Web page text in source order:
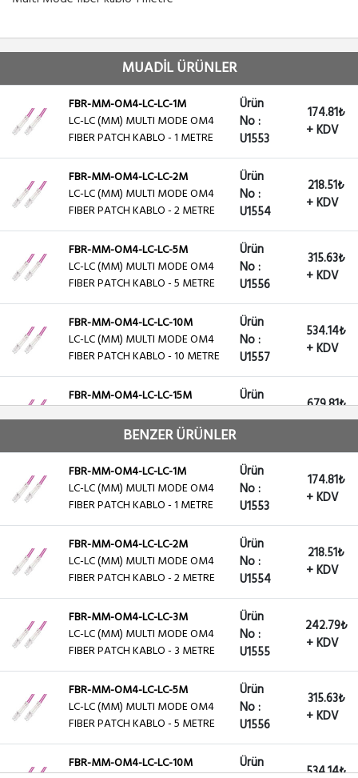
MUADİL ÜRÜNLER
FBR-MM-OM4-LC-LC-1M
LC-LC (MM) MULTI MODE OM4
FIBER PATCH KABLO - 1 METRE
Ürün
No :
U1553
174.81₺
+ KDV
FBR-MM-OM4-LC-LC-2M
LC-LC (MM) MULTI MODE OM4
FIBER PATCH KABLO - 2 METRE
Ürün
No :
U1554
218.51₺
+ KDV
FBR-MM-OM4-LC-LC-5M
LC-LC (MM) MULTI MODE OM4
FIBER PATCH KABLO - 5 METRE
Ürün
No :
U1556
315.63₺
+ KDV
FBR-MM-OM4-LC-LC-10M
LC-LC (MM) MULTI MODE OM4
FIBER PATCH KABLO - 10 METRE
Ürün
No :
U1557
534.14₺
+ KDV
FBR-MM-OM4-LC-LC-15M
FIBER PATCH KABLO - 15 METRE
Ürün
679.81₺
+ KDV
FBR-MM-OM4-LC-LC-20M
LC-LC (MM) MULTI MODE OM4
FIBER PATCH KABLO - 20
Ürün
No :
U1559
2,200.65₺
BENZER ÜRÜNLER
FBR-MM-OM4-LC-LC-1M
LC-LC (MM) MULTI MODE OM4
FIBER PATCH KABLO - 1 METRE
Ürün
No :
U1553
174.81₺
+ KDV
FBR-MM-OM4-LC-LC-2M
LC-LC (MM) MULTI MODE OM4
FIBER PATCH KABLO - 2 METRE
Ürün
No :
U1554
218.51₺
+ KDV
FBR-MM-OM4-LC-LC-3M
LC-LC (MM) MULTI MODE OM4
FIBER PATCH KABLO - 3 METRE
Ürün
No :
U1555
242.79₺
+ KDV
FBR-MM-OM4-LC-LC-5M
LC-LC (MM) MULTI MODE OM4
FIBER PATCH KABLO - 5 METRE
Ürün
No :
U1556
315.63₺
+ KDV
FBR-MM-OM4-LC-LC-10M
Ürün
534.14₺